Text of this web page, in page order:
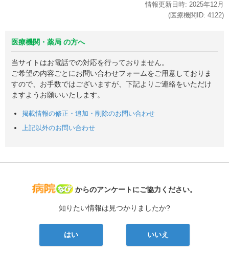
情報更新日時: 2025年12月
(医療機関ID: 4122)
医療機関・薬局 の方へ
当サイトはお電話での対応を行っておりません。
ご希望の内容ごとにお問い合わせフォームをご用意しておりま
すので、お手数ではございますが、下記よりご連絡をいただけ
ますようお願いいたします。
掲載情報の修正・追加・削除のお問い合わせ
上記以外のお問い合わせ
病院なび
からのアンケートにご協力ください。
知りたい情報は見つかりましたか?
はい いいえ